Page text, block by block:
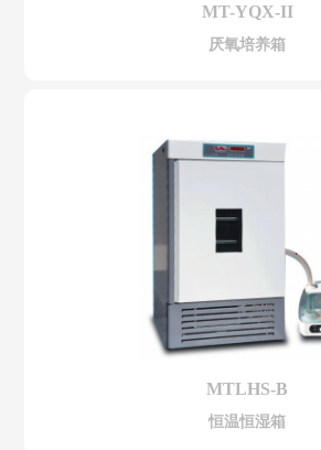
MT-YQX-II
厌氧培养箱
MTLHS-B
恒温恒湿箱